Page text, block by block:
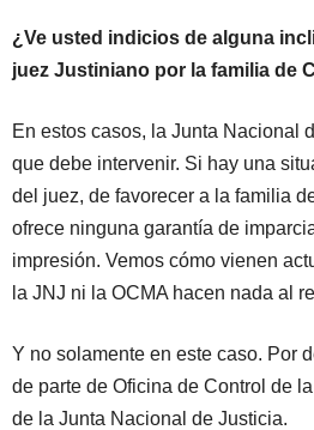
¿Ve usted indicios de alguna
juez Justiniano por la familia de
En estos casos, la Junta Nacional
que debe intervenir. Si hay una
del juez, de favorecer a la familia
ofrece ninguna garantía de
impresión. Vemos cómo vienen
la JNJ ni la OCMA hacen nada al
Y no solamente en este caso. Por
de parte de Oficina de Control de
de la Junta Nacional de Justicia.